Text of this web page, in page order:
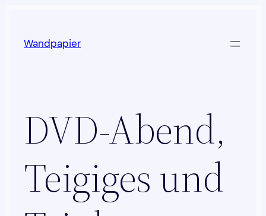
springen
Wandpapier
DVD-Abend,
Teigiges und